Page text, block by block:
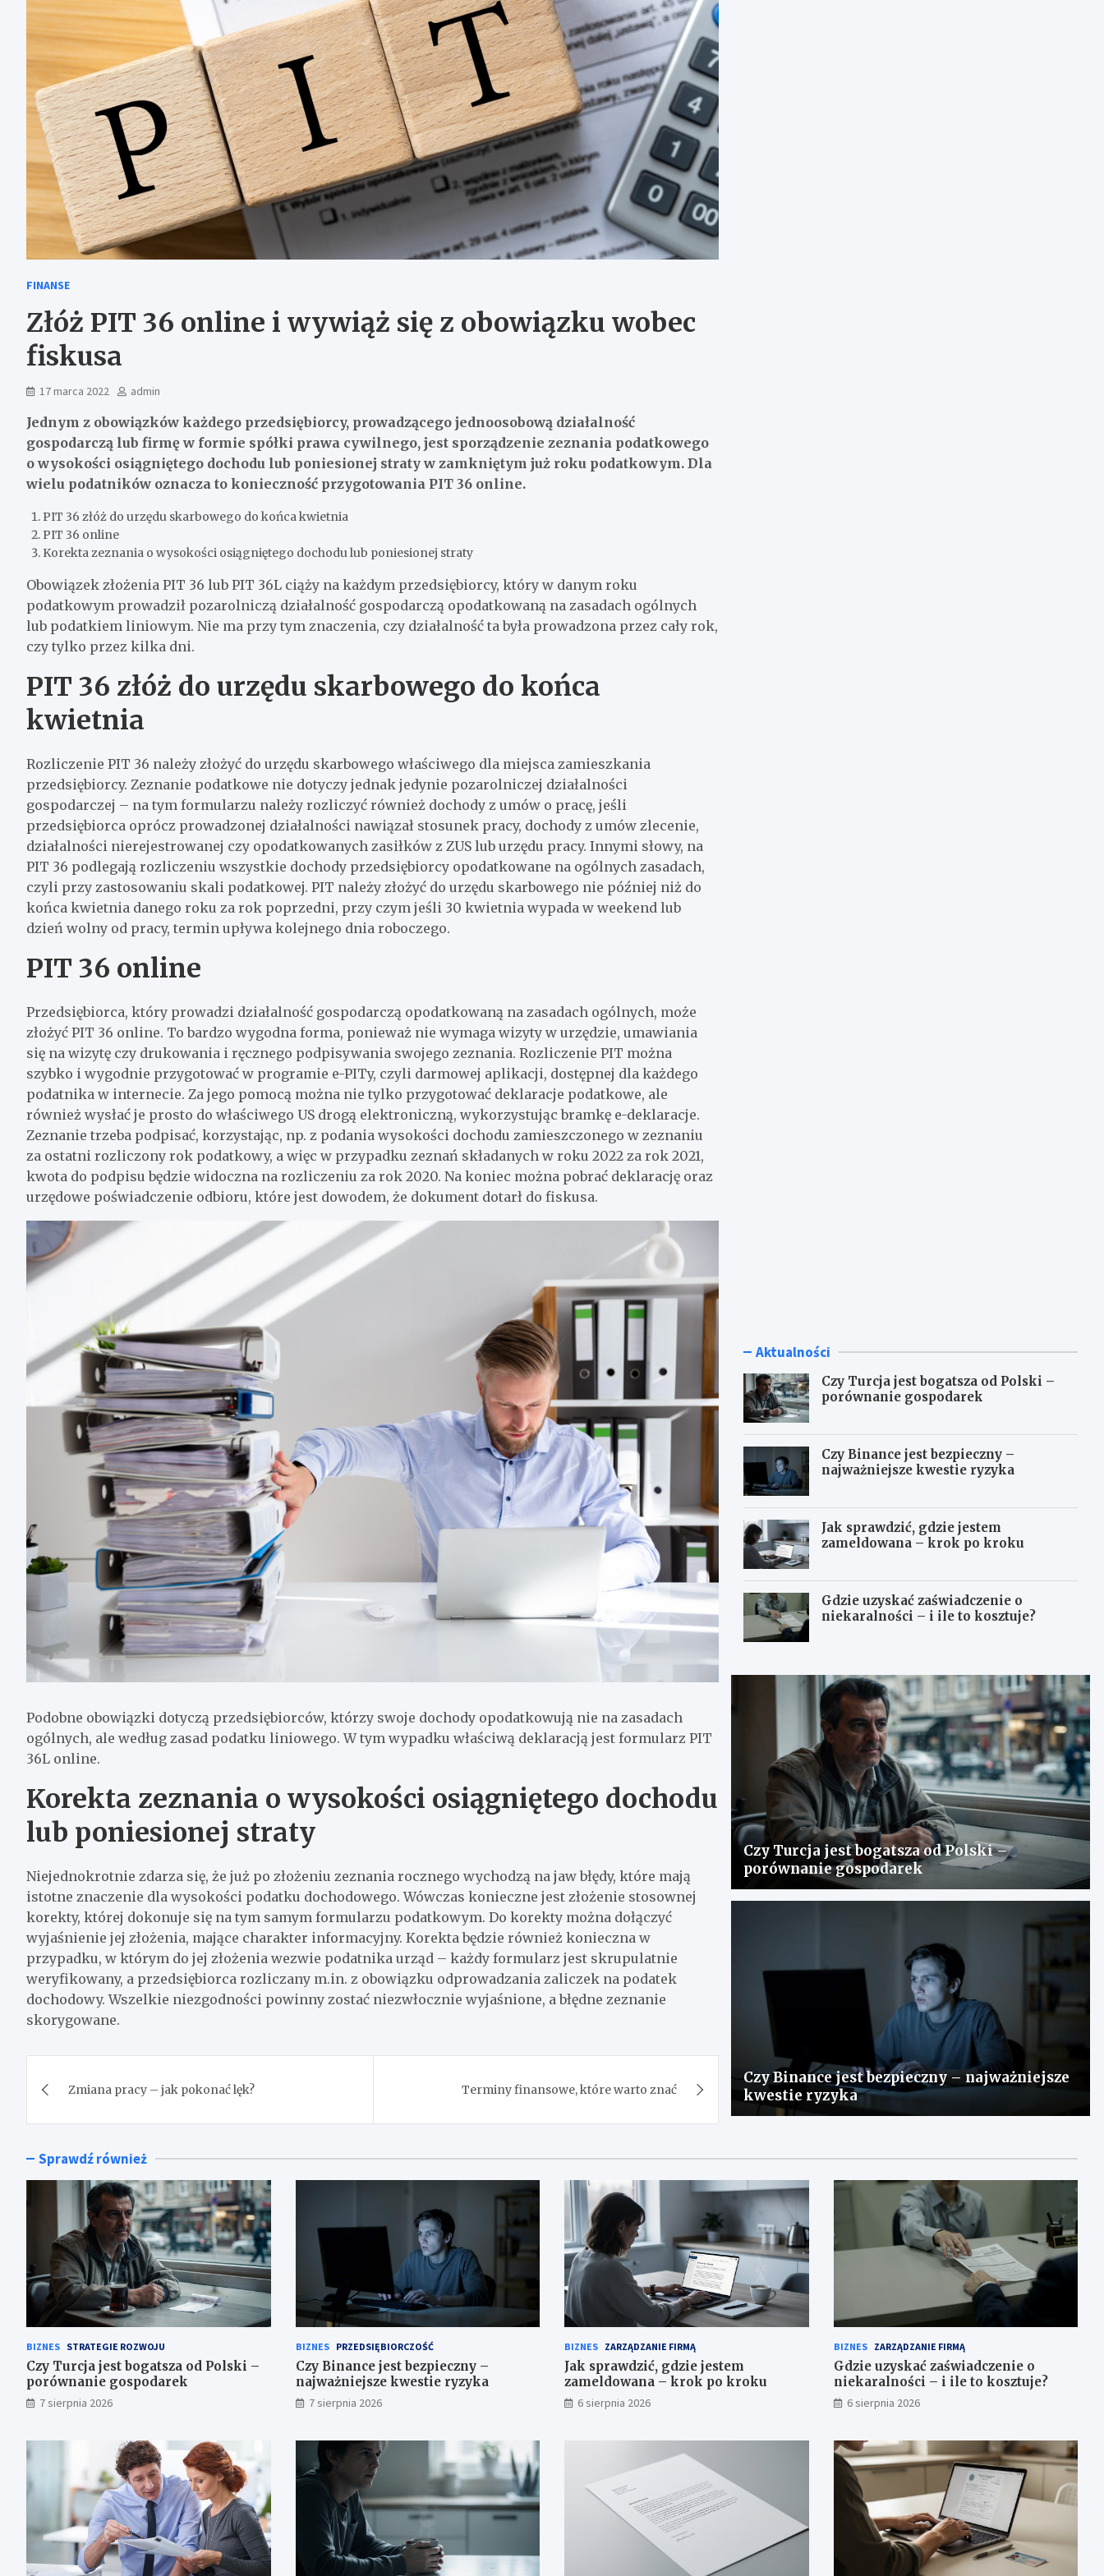
FINANSE
Złóż PIT 36 online i wywiąż się z obowiązku wobec
fiskusa
17 marca 2022 admin
Jednym z obowiązków każdego przedsiębiorcy, prowadzącego jednoosobową działalność
gospodarczą lub firmę w formie spółki prawa cywilnego, jest sporządzenie zeznania podatkowego
o wysokości osiągniętego dochodu lub poniesionej straty w zamkniętym już roku podatkowym. Dla
wielu podatników oznacza to konieczność przygotowania PIT 36 online.
PIT 36 złóż do urzędu skarbowego do końca kwietnia
PIT 36 online
Korekta zeznania o wysokości osiągniętego dochodu lub poniesionej straty
Obowiązek złożenia PIT 36 lub PIT 36L ciąży na każdym przedsiębiorcy, który w danym roku
podatkowym prowadził pozarolniczą działalność gospodarczą opodatkowaną na zasadach ogólnych
lub podatkiem liniowym. Nie ma przy tym znaczenia, czy działalność ta była prowadzona przez cały rok,
czy tylko przez kilka dni.
PIT 36 złóż do urzędu skarbowego do końca
kwietnia
Rozliczenie PIT 36 należy złożyć do urzędu skarbowego właściwego dla miejsca zamieszkania
przedsiębiorcy. Zeznanie podatkowe nie dotyczy jednak jedynie pozarolniczej działalności
gospodarczej – na tym formularzu należy rozliczyć również dochody z umów o pracę, jeśli
przedsiębiorca oprócz prowadzonej działalności nawiązał stosunek pracy, dochody z umów zlecenie,
działalności nierejestrowanej czy opodatkowanych zasiłków z ZUS lub urzędu pracy. Innymi słowy, na
PIT 36 podlegają rozliczeniu wszystkie dochody przedsiębiorcy opodatkowane na ogólnych zasadach,
czyli przy zastosowaniu skali podatkowej. PIT należy złożyć do urzędu skarbowego nie później niż do
końca kwietnia danego roku za rok poprzedni, przy czym jeśli 30 kwietnia wypada w weekend lub
dzień wolny od pracy, termin upływa kolejnego dnia roboczego.
PIT 36 online
Przedsiębiorca, który prowadzi działalność gospodarczą opodatkowaną na zasadach ogólnych, może
złożyć PIT 36 online. To bardzo wygodna forma, ponieważ nie wymaga wizyty w urzędzie, umawiania
się na wizytę czy drukowania i ręcznego podpisywania swojego zeznania. Rozliczenie PIT można
szybko i wygodnie przygotować w programie e-PITy, czyli darmowej aplikacji, dostępnej dla każdego
podatnika w internecie. Za jego pomocą można nie tylko przygotować deklaracje podatkowe, ale
również wysłać je prosto do właściwego US drogą elektroniczną, wykorzystując bramkę e-deklaracje.
Zeznanie trzeba podpisać, korzystając, np. z podania wysokości dochodu zamieszczonego w zeznaniu
za ostatni rozliczony rok podatkowy, a więc w przypadku zeznań składanych w roku 2022 za rok 2021,
kwota do podpisu będzie widoczna na rozliczeniu za rok 2020. Na koniec można pobrać deklarację oraz
urzędowe poświadczenie odbioru, które jest dowodem, że dokument dotarł do fiskusa.
Podobne obowiązki dotyczą przedsiębiorców, którzy swoje dochody opodatkowują nie na zasadach
ogólnych, ale według zasad podatku liniowego. W tym wypadku właściwą deklaracją jest formularz PIT
36L online.
Korekta zeznania o wysokości osiągniętego dochodu
lub poniesionej straty
Niejednokrotnie zdarza się, że już po złożeniu zeznania rocznego wychodzą na jaw błędy, które mają
istotne znaczenie dla wysokości podatku dochodowego. Wówczas konieczne jest złożenie stosownej
korekty, której dokonuje się na tym samym formularzu podatkowym. Do korekty można dołączyć
wyjaśnienie jej złożenia, mające charakter informacyjny. Korekta będzie również konieczna w
przypadku, w którym do jej złożenia wezwie podatnika urząd – każdy formularz jest skrupulatnie
weryfikowany, a przedsiębiorca rozliczany m.in. z obowiązku odprowadzania zaliczek na podatek
dochodowy. Wszelkie niezgodności powinny zostać niezwłocznie wyjaśnione, a błędne zeznanie
skorygowane.
wpisu
Zmiana pracy – jak pokonać lęk? Terminy finansowe, które warto znać
Aktualności
Czy Turcja jest bogatsza od Polski –
porównanie gospodarek
Czy Binance jest bezpieczny –
najważniejsze kwestie ryzyka
Jak sprawdzić, gdzie jestem
zameldowana – krok po kroku
Gdzie uzyskać zaświadczenie o
niekaralności – i ile to kosztuje?
Czy Turcja jest bogatsza od Polski –
porównanie gospodarek
Czy Binance jest bezpieczny – najważniejsze
kwestie ryzyka
Sprawdź również
BIZNES STRATEGIE ROZWOJU
Czy Turcja jest bogatsza od Polski –
porównanie gospodarek
7 sierpnia 2026
BIZNES PRZEDSIĘBIORCZOŚĆ
Czy Binance jest bezpieczny –
najważniejsze kwestie ryzyka
7 sierpnia 2026
BIZNES ZARZĄDZANIE FIRMĄ
Jak sprawdzić, gdzie jestem
zameldowana – krok po kroku
6 sierpnia 2026
BIZNES ZARZĄDZANIE FIRMĄ
Gdzie uzyskać zaświadczenie o
niekaralności – i ile to kosztuje?
6 sierpnia 2026